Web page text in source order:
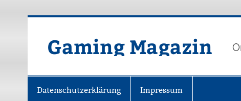
Gaming Magazin
Datenschutzerklärung Impressum